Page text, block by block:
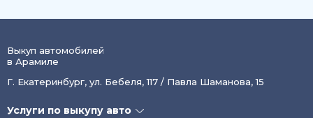
Выкуп автомобилей
в Арамиле
Г. Екатеринбург, ул. Бебеля, 117 / Павла Шаманова, 15
Услуги по выкупу авто